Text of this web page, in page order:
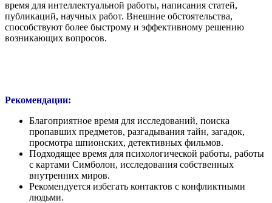
время для интеллектуальной работы, написания статей,
публикаций, научных работ. Внешние обстоятельства,
способствуют более быстрому и эффективному решению
возникающих вопросов.
Рекомендации:
Благоприятное время для исследований, поиска
пропавших предметов, разгадывания тайн, загадок,
просмотра шпионских, детективных фильмов.
Подходящее время для психологической работы, работы
с картами Симболон, исследования собственных
внутренних миров.
Рекомендуется избегать контактов с конфликтными
людьми.